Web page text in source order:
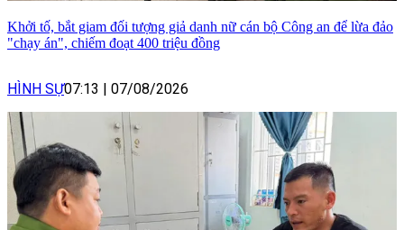
Khởi tố, bắt giam đối tượng giả danh nữ cán bộ Công an để lừa đảo
"chạy án", chiếm đoạt 400 triệu đồng
HÌNH SỰ07:13 | 07/08/2026